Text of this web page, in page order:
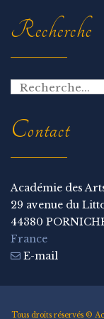
Recherche
Contact
Académie des
29 avenue du
44380
France
E-mail
Tous droits réservés ©